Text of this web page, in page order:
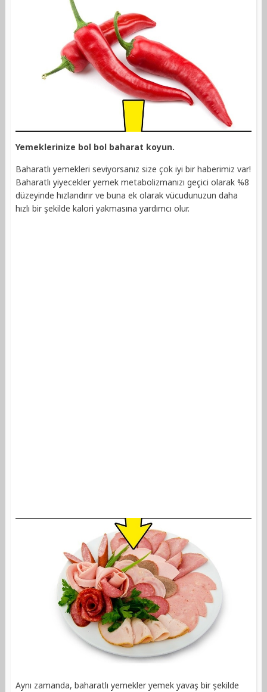
Yemeklerinize bol bol baharat koyun.
Baharatlı yemekleri seviyorsanız size çok iyi bir haberimiz var!
Baharatlı yiyecekler yemek metabolizmanızı geçici olarak %8
düzeyinde hızlandırır ve buna ek olarak vücudunuzun daha
hızlı bir şekilde kalori yakmasına yardımcı olur.
Aynı zamanda, baharatlı yemekler yemek yavaş bir şekilde